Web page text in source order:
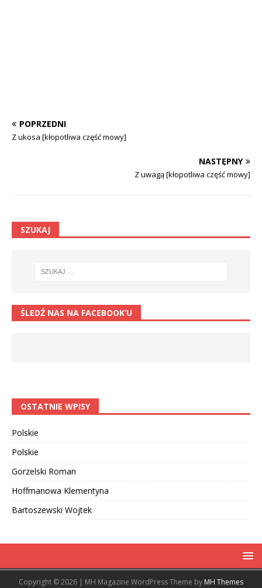
POPRZEDNI
Z ukosa [kłopotliwa część mowy]
NASTĘPNY
Z uwagą [kłopotliwa część mowy]
SZUKAJ
ŚLEDŹ NAS NA FACEBOOK’U
OSTATNIE WPISY
Polskie
Polskie
Gorzelski Roman
Hoffmanowa Klementyna
Bartoszewski Wojtek
Copyright © 2026 | MH Magazine WordPress Theme by MH Themes